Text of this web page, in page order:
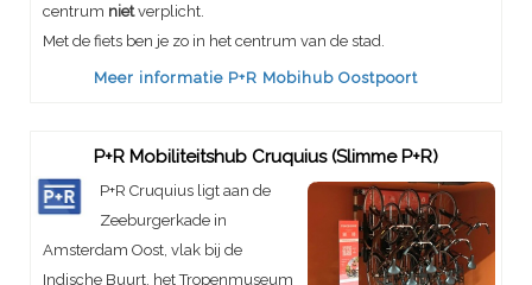
centrum nietverplicht.
Met de fiets ben je zo in het centrum van de stad.
Meer informatie P+R Mobihub Oostpoort
P+R Mobiliteitshub Cruquius (Slimme P+R)
P+R Cruquius ligt aan de
Zeeburgerkade in
Amsterdam Oost, vlak bij de
Indische Buurt, het Tropenmuseum